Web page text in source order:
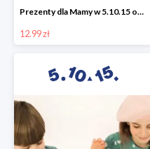
Prezenty dla Mamy w 5.10.15 od 12,99 zł
12.99 zł